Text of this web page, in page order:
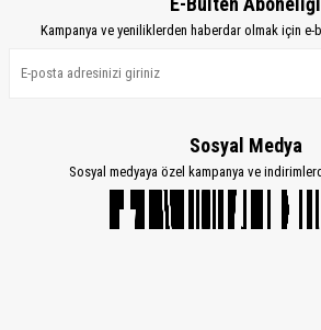
Kampanya ve yeniliklerden haberdar olmak için
Sosyal Medya
Sosyal medyaya özel kampanya ve